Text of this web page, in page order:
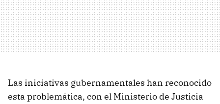
Las iniciativas gubernamentales han reconocido
esta problemática, con el Ministerio de Justicia